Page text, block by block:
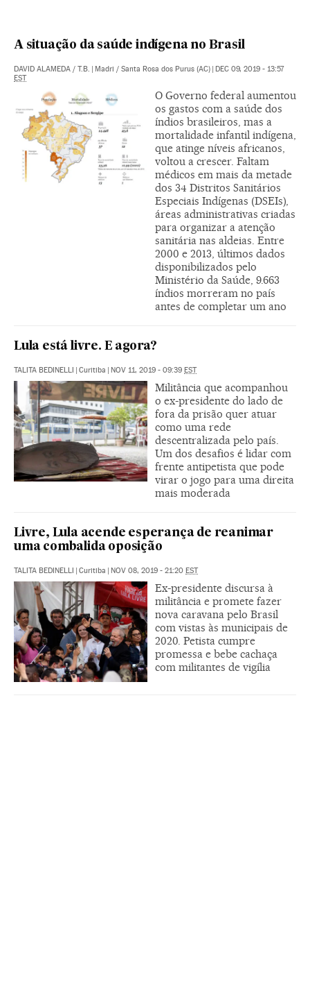
A situação da saúde indígena no Brasil
DAVID ALAMEDA / T.B. | Madri / Santa Rosa dos Purus (AC) | DEC 09, 2019 - 13:57
EST
O Governo federal aumentou
os gastos com a saúde dos
índios brasileiros, mas a
mortalidade infantil indígena,
que atinge níveis africanos,
voltou a crescer. Faltam
médicos em mais da metade
dos 34 Distritos Sanitários
Especiais Indígenas (DSEIs),
áreas administrativas criadas
para organizar a atenção
sanitária nas aldeias. Entre
2000 e 2013, últimos dados
disponibilizados pelo
Ministério da Saúde, 9.663
índios morreram no país
antes de completar um ano
Lula está livre. E agora?
TALITA BEDINELLI | Curitiba | NOV 11, 2019 - 09:39 EST
Militância que acompanhou
o ex-presidente do lado de
fora da prisão quer atuar
como uma rede
descentralizada pelo país.
Um dos desafios é lidar com
frente antipetista que pode
virar o jogo para uma direita
mais moderada
Livre, Lula acende esperança de reanimar
uma combalida oposição
TALITA BEDINELLI | Curitiba | NOV 08, 2019 - 21:20 EST
Ex-presidente discursa à
militância e promete fazer
nova caravana pelo Brasil
com vistas às municipais de
2020. Petista cumpre
promessa e bebe cachaça
com militantes de vigília